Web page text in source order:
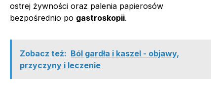
ostrej żywności oraz palenia papierosów
bezpośrednio po gastroskopii.
Zobacz też: Ból gardła i kaszel - objawy,
przyczyny i leczenie